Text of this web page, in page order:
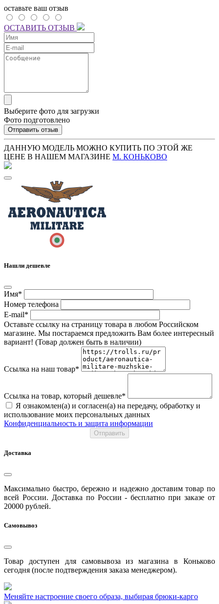
оставьте ваш отзыв
ОСТАВИТЬ ОТЗЫВ
Выберите фото для загрузки
Фото подготовлено
Отправить отзыв
ДАННУЮ МОДЕЛЬ МОЖНО КУПИТЬ ПО ЭТОЙ ЖЕ
ЦЕНЕ В НАШЕМ МАГАЗИНЕ М. КОНЬКОВО
Нашли дешевле
Имя*
Номер телефона
E-mail*
Оставьте ссылку на страницу товара в любом Российском
магазине. Мы постараемся предложить Вам более интересный
вариант! (Товар должен быть в наличии)
Ссылка на наш товар*
Ссылка на товар, который дешевле*
Я ознакомлен(а) и согласен(а) на передачу, обработку и
использование моих персональных данных
Конфиденциальность и защита информации
Отправить
Доставка
Максимально быстро, бережно и надежно доставим товар по
всей России. Доставка по России - бесплатно при заказе от
20000 рублей.
Самовывоз
Товар доступен для самовывоза из магазина в Коньково
сегодня (после подтверждения заказа менеджером).
Меняйте настроение своего образа, выбирая брюки-карго